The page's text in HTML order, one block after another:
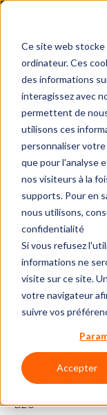
Ce site web
ordinateur. Ces
des informations
interagissez avec
permettent de
utilisons ces
personnaliser
que pour l'analyse
nos visiteurs à la
supports. Pour en
nous utilisons,
confidentialité
Si vous refusez
informations ne
visite sur ce site.
votre navigateur
suivre vos
Accepter
ACCUEIL ANNUAIRE DES
HUGGII
Chez Huggii,
commerce,
à vos outils,
et solutions clés
Lille et Roubaix,
l'e-commerce
particulier qui va
développement
destinées aux
France et en
visioconférence,
Pour résumer :
commande B2B/
- Connecteur
- Acquisition
- Gagner du temps
- Développer son CA
- Développer
- Sécuriser et
B2C